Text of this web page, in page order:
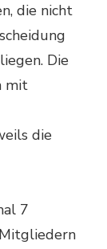
die nicht
Die
mit
die
7